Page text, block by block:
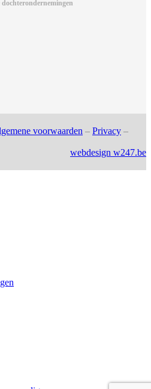
voorwaarden – Privacy –
webdesign w247.be